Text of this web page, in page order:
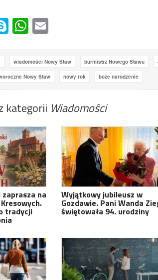
Skype WhatsApp
wiadomości Nowy Staw burmistrz Nowego Stawu
Nowy Staw nowy rok boże narodzenie
kategorii Wiadomości
na
tradycji
Wyjątkowy jubileusz w
Gozdawie. Pani Wanda
świętowała 94. urodziny